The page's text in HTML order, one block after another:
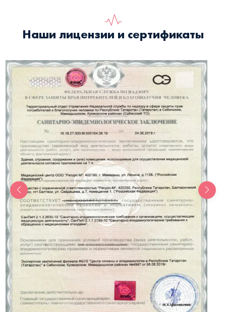
Наши лицензии и сертификаты